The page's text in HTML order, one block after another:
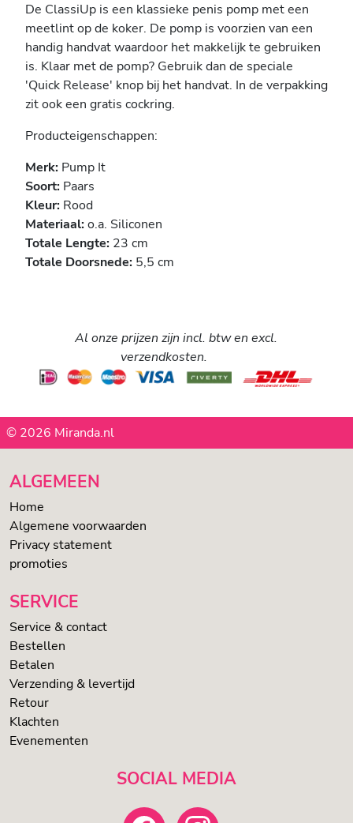
De ClassiUp is een klassieke penis pomp met een
meetlint op de koker. De pomp is voorzien van een
handig handvat waardoor het makkelijk te gebruiken
is. Klaar met de pomp? Gebruik dan de speciale
'Quick Release' knop bij het handvat. In de verpakking
zit ook een gratis cockring.
Producteigenschappen:
Merk: Pump It
Soort: Paars
Kleur: Rood
Materiaal:o.a. Siliconen
Totale Lengte: 23 cm
Totale Doorsnede: 5,5 cm
Al onze prijzen zijn incl. btw en excl.
verzendkosten.
© 2026 Miranda.nl
ALGEMEEN
Home
Algemene voorwaarden
Privacy statement
promoties
SERVICE
Service & contact
Bestellen
Betalen
Verzending & levertijd
Retour
Klachten
Evenementen
SOCIAL MEDIA